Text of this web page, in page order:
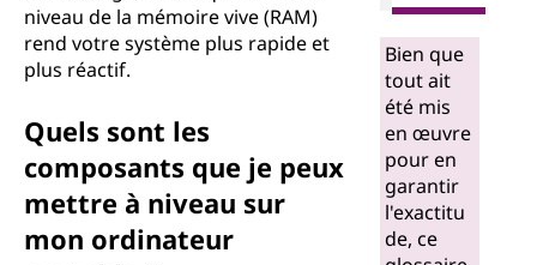
niveau de la mémoire vive (RAM)
rend votre système plus rapide et
plus réactif.
Quels sont les
composants que je peux
mettre à niveau sur
mon ordinateur
Bien que
tout ait
été mis
en œuvre
pour en
garantir
l'exactitu
de, ce